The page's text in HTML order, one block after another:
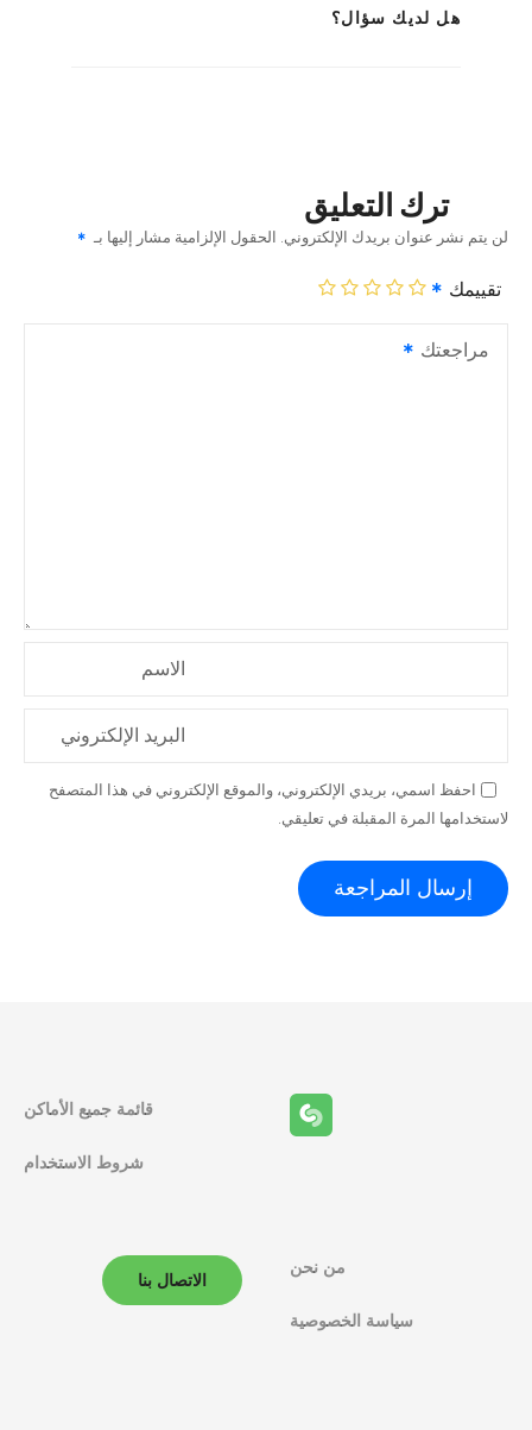
هل لديك سؤال؟
ترك التعليق
لن يتم نشر عنوان بريدك الإلكتروني. الحقول الإلزامية مشار إليها بـ
تقييمك
مراجعتك
الاسم
البريد الإلكتروني
احفظ اسمي، بريدي الإلكتروني، والموقع الإلكتروني في هذا المتصفح
لاستخدامها المرة المقبلة في تعليقي.
قائمة جميع الأماكن
شروط الاستخدام
من نحن
سياسة الخصوصية
الاتصال بنا